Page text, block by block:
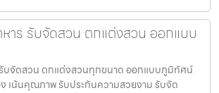
าร รับจัดสวน ตกแต่งสวน ออกแบบ
บจัดสวน ตกแต่งสวนทุกขนาด ออกแบบภูมิทัศน์
ง เน้นคุณภาพ รับประกันความสวยงาม รับจัด